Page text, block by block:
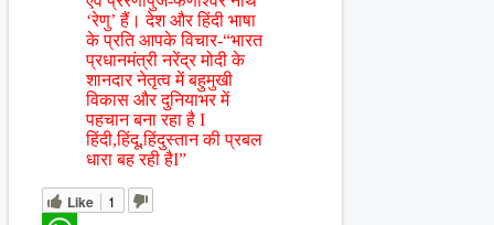
‘रेणु’ हैं। देश और हिंदी भाषा
के प्रति आपके विचार-“भारत
प्रधानमंत्री नरेंद्र मोदी के
शानदार नेतृत्व में बहुमुखी
विकास और दुनियाभर में
पहचान बना रहा है I
हिंदी,हिंदू,हिंदुस्तान की प्रबल
धारा बह रही हैI”
Like 1